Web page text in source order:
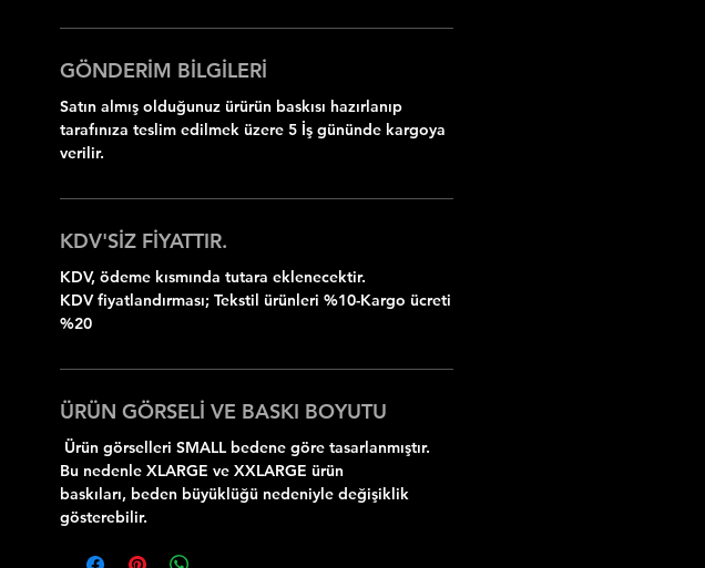
GÖNDERİM BİLGİLERİ
Satın almış olduğunuz ürürün baskısı hazırlanıp
tarafınıza teslim edilmek üzere 5 İş gününde kargoya
verilir.
KDV'SİZ FİYATTIR.
KDV, ödeme kısmında tutara eklenecektir.
KDV fiyatlandırması; Tekstil ürünleri %10-Kargo ücreti
%20
ÜRÜN GÖRSELİ VE BASKI BOYUTU
Ürün görselleri SMALL bedene göre tasarlanmıştır.
Bu nedenle XLARGE ve XXLARGE ürün
baskıları, beden büyüklüğü nedeniyle değişiklik
gösterebilir.